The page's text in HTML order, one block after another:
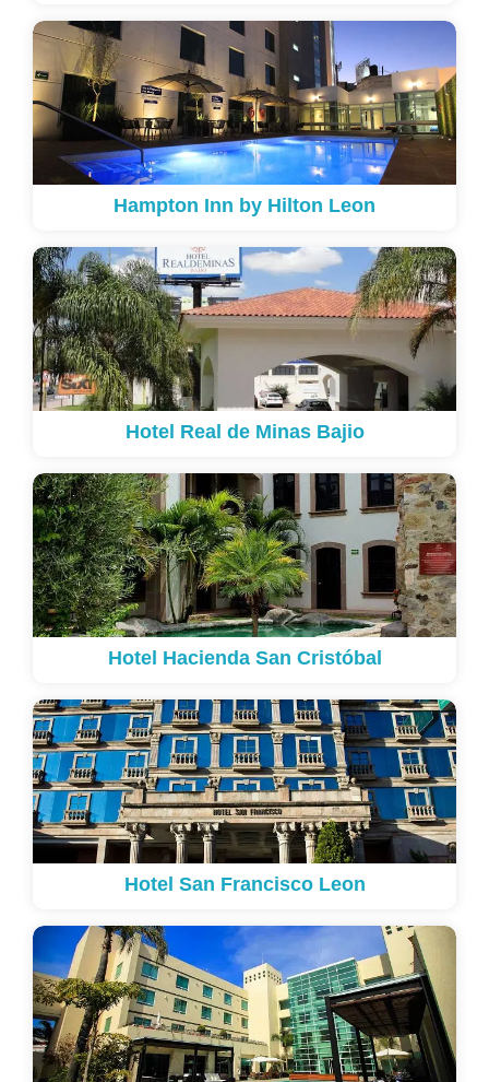
Hampton Inn by Hilton Leon
Hotel Real de Minas Bajio
Hotel Hacienda San Cristóbal
Hotel San Francisco Leon